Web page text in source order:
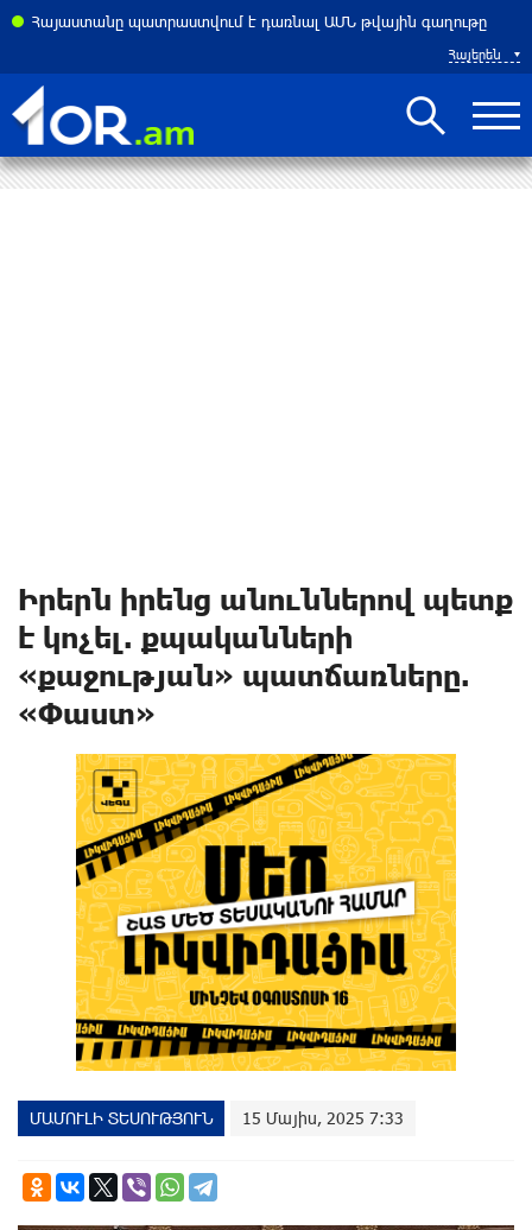
Հայաստանը պատրաստվում է դառնալ ԱՄՆ թվային գաղութը
Հայերեն
Իրերն իրենց անուններով պետք
է կոչել. քպականների
«քաջության» պատճառները.
«Փաստ»
ՄԱՄՈՒԼԻ ՏԵՍՈՒԹՅՈՒՆ 15 Մայիս, 2025 7:33